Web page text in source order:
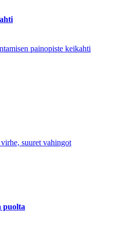
painopiste keikahti
suuret vahingot
puolta